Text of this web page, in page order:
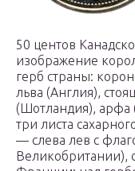
50 центов
изображение
герб страны:
льва (Англия),
(Шотландия), арфа
три листа
— слева лев с
Великобритании),